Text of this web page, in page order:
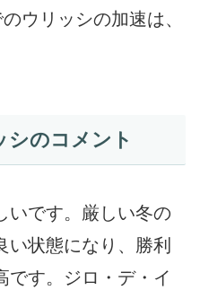
ウリッシの加速は、
のコメント
いです。厳しい冬の
い状態になり、勝利
です。ジロ・デ・イ